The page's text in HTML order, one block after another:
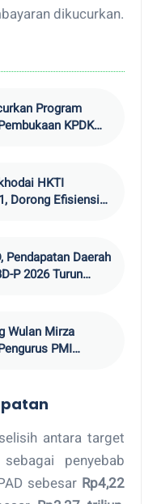
dikucurkan.
Program
KPDK
HKTI
Dorong Efisiensi
Pendapatan Daerah
P 2026 Turun
Wulan Mirza
PMI
antara target
penyebab
sebesar Rp4,22